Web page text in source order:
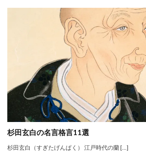
杉田玄白の名言格言11選
杉田玄白（すぎたげんぱく） 江戸時代の蘭 […]